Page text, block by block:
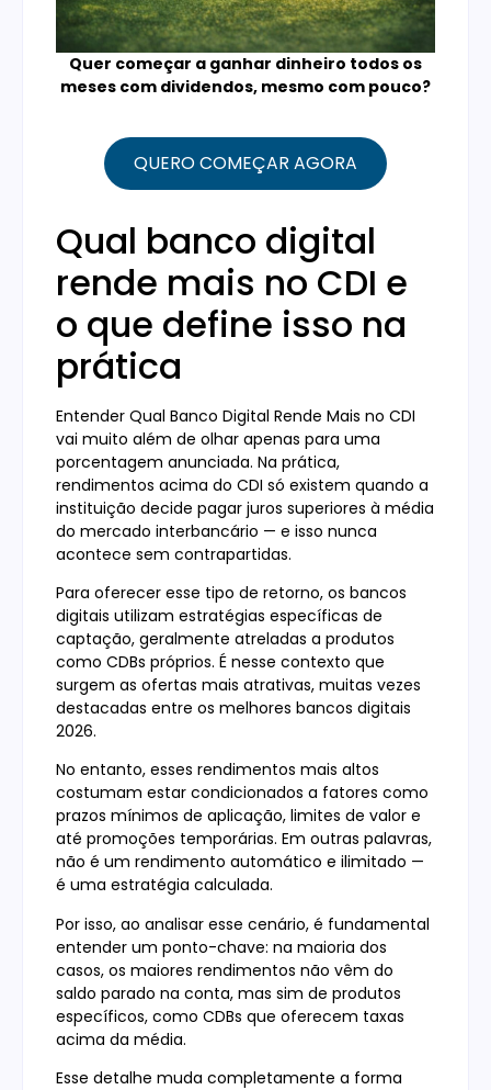
Quer começar a ganhar dinheiro todos os
meses com dividendos, mesmo com pouco?
QUERO COMEÇAR AGORA
Qual banco digital
rende mais no CDI e
o que define isso na
prática
Entender Qual Banco Digital Rende Mais no CDI
vai muito além de olhar apenas para uma
porcentagem anunciada. Na prática,
rendimentos acima do CDI só existem quando a
instituição decide pagar juros superiores à média
do mercado interbancário — e isso nunca
acontece sem contrapartidas.
Para oferecer esse tipo de retorno, os bancos
digitais utilizam estratégias específicas de
captação, geralmente atreladas a produtos
como CDBs próprios. É nesse contexto que
surgem as ofertas mais atrativas, muitas vezes
destacadas entre os melhores bancos digitais
2026.
No entanto, esses rendimentos mais altos
costumam estar condicionados a fatores como
prazos mínimos de aplicação, limites de valor e
até promoções temporárias. Em outras palavras,
não é um rendimento automático e ilimitado —
é uma estratégia calculada.
Por isso, ao analisar esse cenário, é fundamental
entender um ponto-chave: na maioria dos
casos, os maiores rendimentos não vêm do
saldo parado na conta, mas sim de produtos
específicos, como CDBs que oferecem taxas
acima da média.
Esse detalhe muda completamente a forma